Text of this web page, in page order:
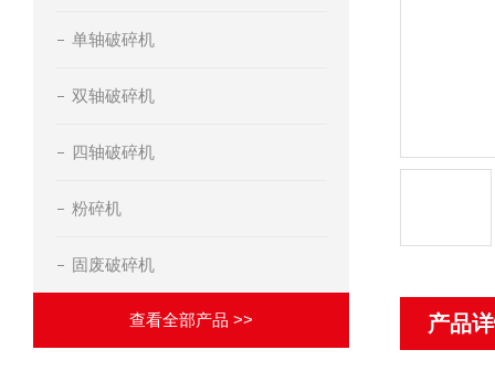
单轴破碎机
双轴破碎机
四轴破碎机
粉碎机
固废破碎机
查看全部产品 >> 产品